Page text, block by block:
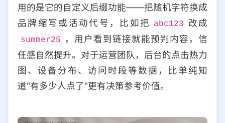
用的是它的自定义后缀功能——把随机字符换成
品牌缩写或活动代号，比如把
abc123 改成
summer25
，用户看到链接就能预判内容，信
任感自然提升。对于运营团队，后台的点击热力
图、设备分布、访问时段等数据，比单纯知
道"有多少人点了"更有决策参考价值。